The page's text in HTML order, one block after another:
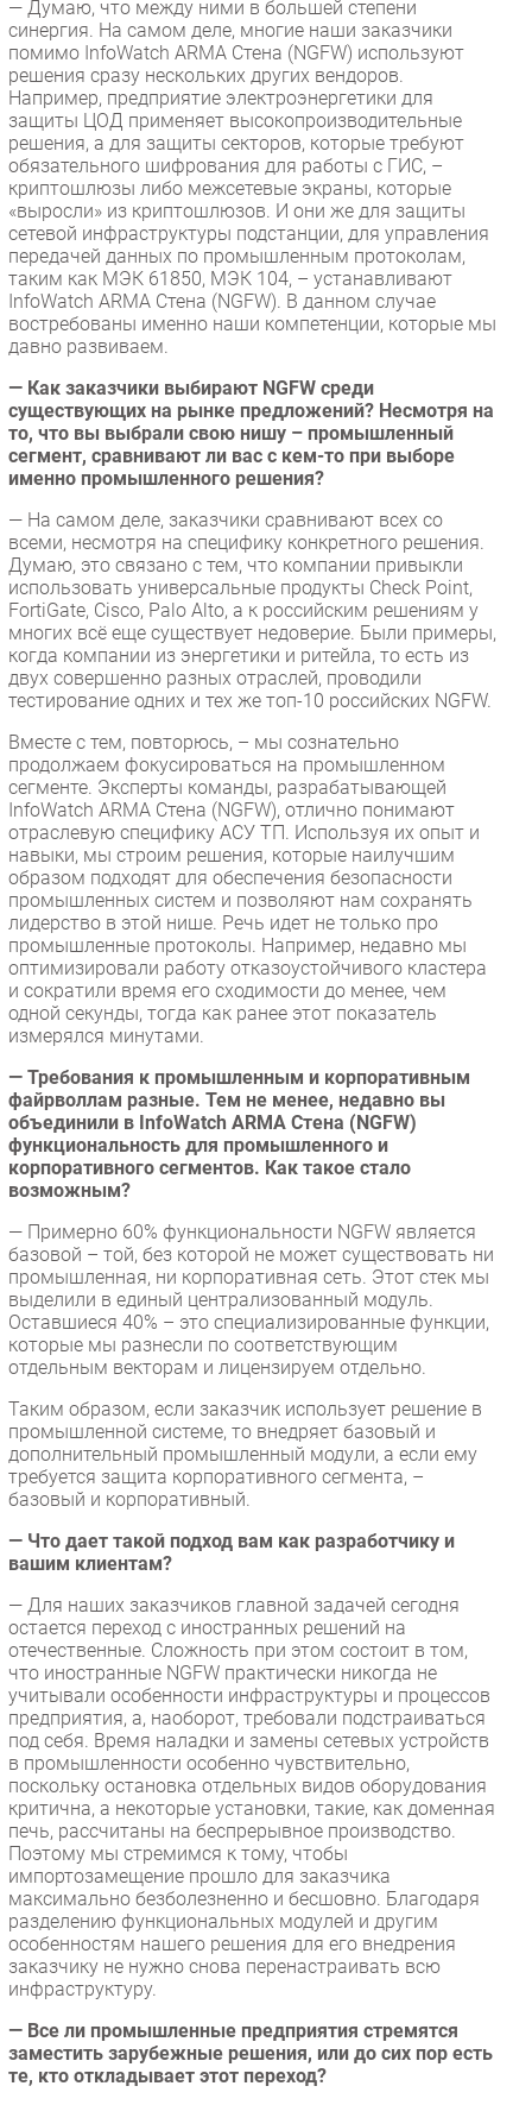
— Думаю, что между ними в большей степени
синергия. На самом деле, многие наши заказчики
помимо InfoWatch ARMA Стена (NGFW) используют
решения сразу нескольких других вендоров.
Например, предприятие электроэнергетики для
защиты ЦОД применяет высокопроизводительные
решения, а для защиты секторов, которые требуют
обязательного шифрования для работы с ГИС, –
криптошлюзы либо межсетевые экраны, которые
«выросли» из криптошлюзов. И они же для защиты
сетевой инфраструктуры подстанции, для управления
передачей данных по промышленным протоколам,
таким как МЭК 61850, МЭК 104, – устанавливают
InfoWatch ARMA Стена (NGFW). В данном случае
востребованы именно наши компетенции, которые мы
давно развиваем.
— Как заказчики выбирают NGFW среди
существующих на рынке предложений? Несмотря на
то, что вы выбрали свою нишу – промышленный
сегмент, сравнивают ли вас с кем-то при выборе
именно промышленного решения?
— На самом деле, заказчики сравнивают всех со
всеми, несмотря на специфику конкретного решения.
Думаю, это связано с тем, что компании привыкли
использовать универсальные продукты Check Point,
FortiGate, Cisco, Palo Alto, а к российским решениям у
многих всё еще существует недоверие. Были примеры,
когда компании из энергетики и ритейла, то есть из
двух совершенно разных отраслей, проводили
тестирование одних и тех же топ-10 российских NGFW.
Вместе с тем, повторюсь, – мы сознательно
продолжаем фокусироваться на промышленном
сегменте. Эксперты команды, разрабатывающей
InfoWatch ARMA Стена (NGFW), отлично понимают
отраслевую специфику АСУ ТП. Используя их опыт и
навыки, мы строим решения, которые наилучшим
образом подходят для обеспечения безопасности
промышленных систем и позволяют нам сохранять
лидерство в этой нише. Речь идет не только про
промышленные протоколы. Например, недавно мы
оптимизировали работу отказоустойчивого кластера
и сократили время его сходимости до менее, чем
одной секунды, тогда как ранее этот показатель
измерялся минутами.
— Требования к промышленным и корпоративным
файрволлам разные. Тем не менее, недавно вы
объединили в InfoWatch ARMA Стена (NGFW)
функциональность для промышленного и
корпоративного сегментов. Как такое стало
возможным?
— Примерно 60% функциональности NGFW является
базовой – той, без которой не может существовать ни
промышленная, ни корпоративная сеть. Этот стек мы
выделили в единый централизованный модуль.
Оставшиеся 40% – это специализированные функции,
которые мы разнесли по соответствующим
отдельным векторам и лицензируем отдельно.
Таким образом, если заказчик использует решение в
промышленной системе, то внедряет базовый и
дополнительный промышленный модули, а если ему
требуется защита корпоративного сегмента, –
базовый и корпоративный.
— Что дает такой подход вам как разработчику и
вашим клиентам?
— Для наших заказчиков главной задачей сегодня
остается переход с иностранных решений на
отечественные. Сложность при этом состоит в том,
что иностранные NGFW практически никогда не
учитывали особенности инфраструктуры и процессов
предприятия, а, наоборот, требовали подстраиваться
под себя. Время наладки и замены сетевых устройств
в промышленности особенно чувствительно,
поскольку остановка отдельных видов оборудования
критична, а некоторые установки, такие, как доменная
печь, рассчитаны на беспрерывное производство.
Поэтому мы стремимся к тому, чтобы
импортозамещение прошло для заказчика
максимально безболезненно и бесшовно. Благодаря
разделению функциональных модулей и другим
особенностям нашего решения для его внедрения
заказчику не нужно снова перенастраивать всю
инфраструктуру.
— Все ли промышленные предприятия стремятся
заместить зарубежные решения, или до сих пор есть
те, кто откладывает этот переход?